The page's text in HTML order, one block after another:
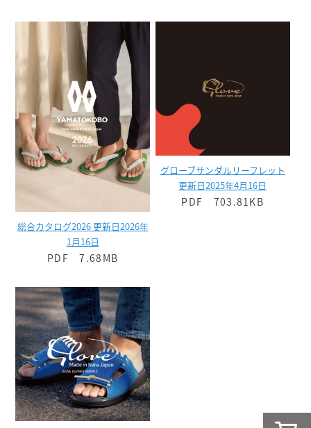
総合カタログ2026 更新日2026年
1月16日
PDF 7.68MB
グローブサンダルリーフレット
更新日2025年4月16日
PDF 703.81KB